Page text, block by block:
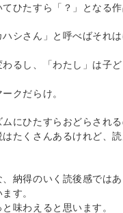
ひたすら「？」となる
シさん」と呼べばそれ
るし、「わたし」は子
クだらけ。
にひたすらおどらされる
たくさんあるけれど、
、納得のいく読後感で
す。
味わえると思います。